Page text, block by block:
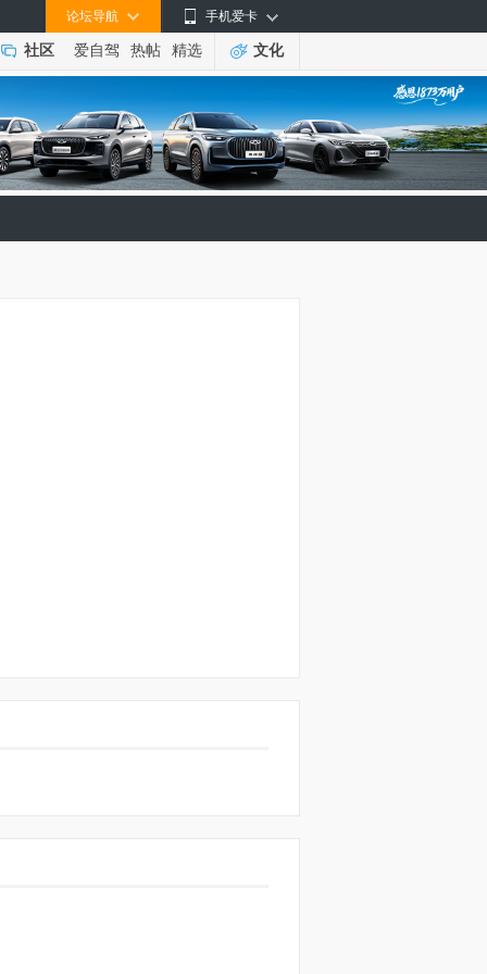
手机爱卡
论坛导航
社区 爱自驾 热帖 精选 文化